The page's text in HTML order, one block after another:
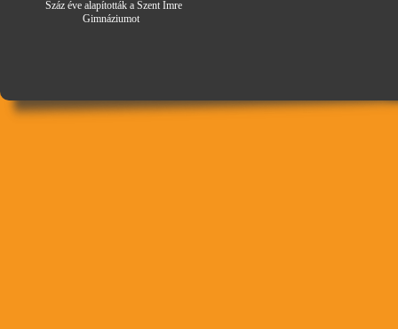
Száz éve alapították a Szent Imre
Gimnáziumot